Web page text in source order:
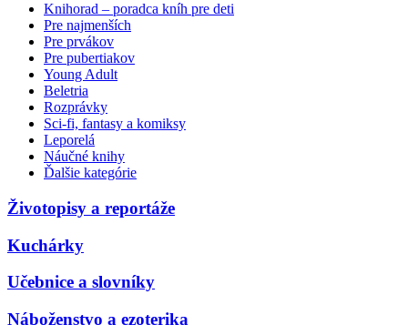
Knihorad – poradca kníh pre deti
Pre najmenších
Pre prvákov
Pre pubertiakov
Young Adult
Beletria
Rozprávky
Sci-fi, fantasy a komiksy
Leporelá
Náučné knihy
Ďalšie kategórie
Životopisy a reportáže
Kuchárky
Učebnice a slovníky
Náboženstvo a ezoterika